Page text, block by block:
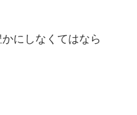
にしなくてはなら